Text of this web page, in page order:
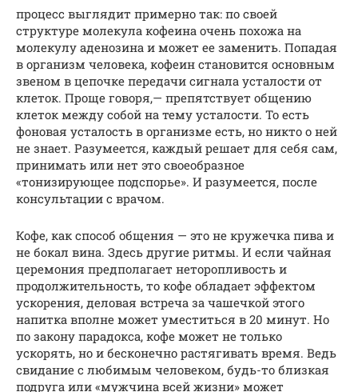
процесс выглядит примерно так: по своей
структуре молекула кофеина очень похожа на
молекулу аденозина и может ее заменить. Попадая
в организм человека, кофеин становится основным
звеном в цепочке передачи сигнала усталости от
клеток. Проще говоря,— препятствует общению
клеток между собой на тему усталости. То есть
фоновая усталость в организме есть, но никто о ней
не знает. Разумеется, каждый решает для себя сам,
принимать или нет это своеобразное
«тонизирующее подспорье». И разумеется, после
консультации с врачом.
Кофе, как способ общения — это не кружечка пива и
не бокал вина. Здесь другие ритмы. И если чайная
церемония предполагает неторопливость и
продолжительность, то кофе обладает эффектом
ускорения, деловая встреча за чашечкой этого
напитка вполне может уместиться в 20 минут. Но
по закону парадокса, кофе может не только
ускорять, но и бесконечно растягивать время. Ведь
свидание с любимым человеком, будь-то близкая
подруга или «мужчина всей жизни» может